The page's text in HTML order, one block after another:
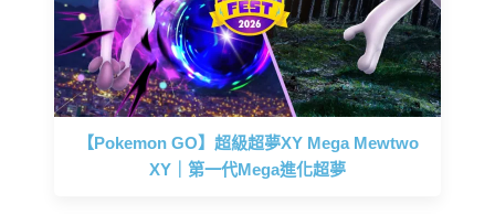
【Pokemon GO】超級超夢XY Mega Mewtwo
XY｜第一代Mega進化超夢